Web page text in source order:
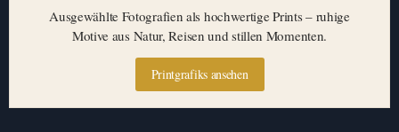
Ausgewählte Fotografien als hochwertige Prints – ruhige
Motive aus Natur, Reisen und stillen Momenten.
Printgrafiks ansehen